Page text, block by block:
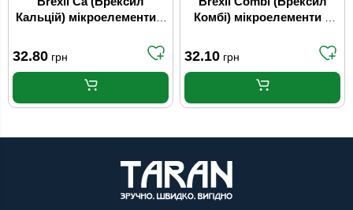
Кальцій) мікроелементи в
32.80 грн
Комбі) мікроелементи в
32.10 грн